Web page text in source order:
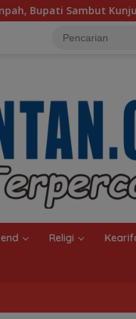
Istri Menteri LH
Religi